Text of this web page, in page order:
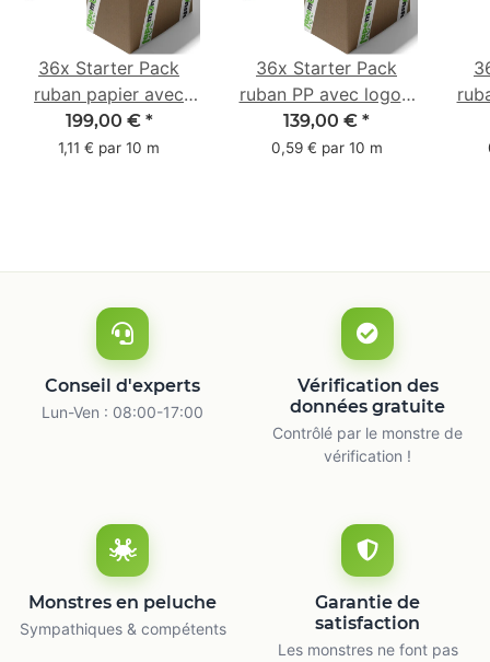
36x Starter Pack
ruban papier avec
logo - 1 couleur - 50
mm x 50 m -
199,00 € *
1,11 € par 10 m
36x Starter Pack
ruban PP avec logo -
1 couleur - 48 mm x
66 m
139,00 € *
0,59 € par 10 m
Conseil d'experts
Lun-Ven : 08:00-17:00
Vérification des
données gratuite
Contrôlé par le monstre de
vérification !
Monstres en peluche
Sympathiques & compétents
Garantie de
satisfaction
Les monstres ne font pas